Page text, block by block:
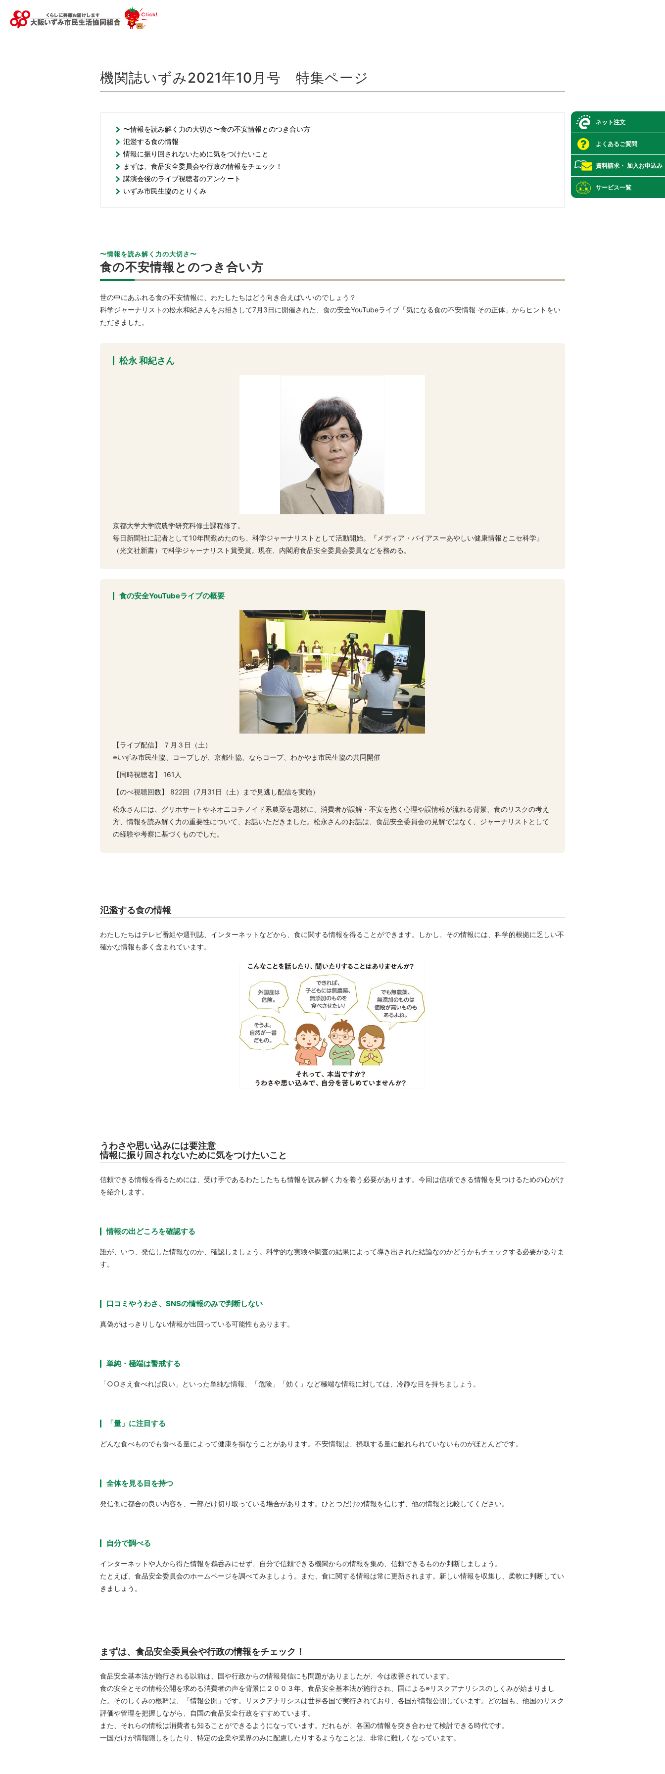
機関誌いずみ2021年10月号 特集ページ
〜情報を読み解く力の大切さ〜食の不安情報とのつき合い方
氾濫する食の情報
情報に振り回されないために気をつけたいこと
まずは、食品安全委員会や行政の情報をチェック！
講演会後のライブ視聴者のアンケート
いずみ市民生協のとりくみ
〜情報を読み解く力の大切さ〜
食の不安情報とのつき合い方
世の中にあふれる食の不安情報に、わたしたちはどう向き合えばいいのでしょう？
科学ジャーナリストの松永和紀さんをお招きして7月3日に開催された、食の安全YouTubeライブ「気になる食の不安情報 その正体」からヒントをい
ただきました。
松永 和紀さん
京都大学大学院農学研究科修士課程修了。
毎日新聞社に記者として10年間勤めたのち、科学ジャーナリストとして活動開始。『メディア・バイアスーあやしい健康情報とニセ科学』
（光文社新書）で科学ジャーナリスト賞受賞。現在、内閣府食品安全委員会委員などを務める。
食の安全YouTubeライブの概要
【ライブ配信】 ７月３日（土）
※いずみ市民生協、コープしが、京都生協、ならコープ、わかやま市民生協の共同開催
【同時視聴者】 161人
【のべ視聴回数】 822回（7月31日（土）まで見逃し配信を実施）
松永さんには、グリホサートやネオニコチノイド系農薬を題材に、消費者が誤解・不安を抱く心理や誤情報が流れる背景、食のリスクの考え
方、情報を読み解く力の重要性について、お話いただきました。松永さんのお話は、食品安全委員会の見解ではなく、ジャーナリストとして
の経験や考察に基づくものでした。
氾濫する食の情報
わたしたちはテレビ番組や週刊誌、インターネットなどから、食に関する情報を得ることができます。しかし、その情報には、科学的根拠に乏しい不
確かな情報も多く含まれています。
うわさや思い込みには要注意
情報に振り回されないために気をつけたいこと
信頼できる情報を得るためには、受け手であるわたしたちも情報を読み解く力を養う必要があります。今回は信頼できる情報を見つけるための心がけ
を紹介します。
情報の出どころを確認する
誰が、いつ、発信した情報なのか、確認しましょう。科学的な実験や調査の結果によって導き出された結論なのかどうかもチェックする必要がありま
す。
口コミやうわさ、SNSの情報のみで判断しない
真偽がはっきりしない情報が出回っている可能性もあります。
単純・極端は警戒する
「○○さえ食べれば良い」といった単純な情報、「危険」「効く」など極端な情報に対しては、冷静な目を持ちましょう。
「量」に注目する
どんな食べものでも食べる量によって健康を損なうことがあります。不安情報は、摂取する量に触れられていないものがほとんどです。
全体を見る目を持つ
発信側に都合の良い内容を、一部だけ切り取っている場合があります。ひとつだけの情報を信じず、他の情報と比較してください。
自分で調べる
インターネットや人から得た情報を鵜呑みにせず、自分で信頼できる機関からの情報を集め、信頼できるものか判断しましょう。
たとえば、食品安全委員会のホームページを調べてみましょう。また、食に関する情報は常に更新されます。新しい情報を収集し、柔軟に判断してい
きましょう。
まずは、食品安全委員会や行政の情報をチェック！
食品安全基本法が施行される以前は、国や行政からの情報発信にも問題がありましたが、今は改善されています。
食の安全とその情報公開を求める消費者の声を背景に２００３年、食品安全基本法が施行され、国による※リスクアナリシスのしくみが始まりまし
た。そのしくみの根幹は、「情報公開」です。リスクアナリシスは世界各国で実行されており、各国が情報公開しています。どの国も、他国のリスク
評価や管理を把握しながら、自国の食品安全行政をすすめています。
また、それらの情報は消費者も知ることができるようになっています。だれもが、各国の情報を突き合わせて検討できる時代です。
一国だけが情報隠しをしたり、特定の企業や業界のみに配慮したりするようなことは、非常に難しくなっています。
ネット注文
よくあるご質問
資料請求・ 加入お申込み
サービス一覧